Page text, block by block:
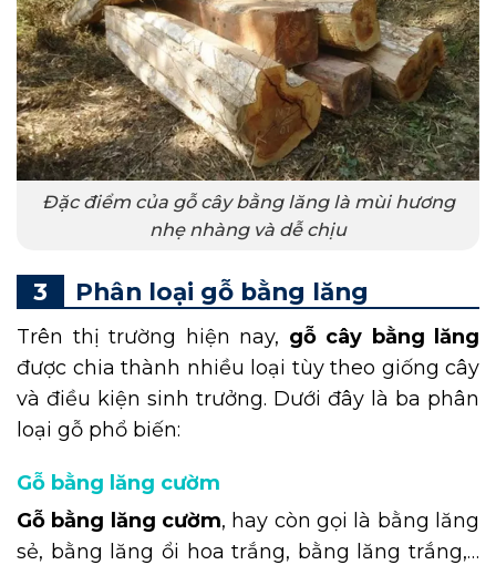
Đặc điểm của gỗ cây bằng lăng là mùi hương
nhẹ nhàng và dễ chịu
Phân loại gỗ bằng lăng
Trên thị trường hiện nay, gỗ cây bằng lăng
được chia thành nhiều loại tùy theo giống cây
và điều kiện sinh trưởng. Dưới đây là ba phân
loại gỗ phổ biến:
Gỗ bằng lăng cườm
Gỗ bằng lăng cườm, hay còn gọi là bằng lăng
sẻ, bằng lăng ổi hoa trắng, bằng lăng trắng,…